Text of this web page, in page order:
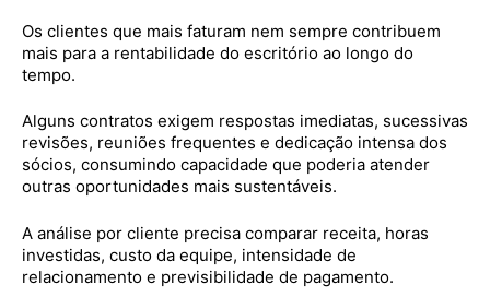
Os clientes que mais faturam nem sempre contribuem
mais para a rentabilidade do escritório ao longo do
tempo.
Alguns contratos exigem respostas imediatas, sucessivas
revisões, reuniões frequentes e dedicação intensa dos
sócios, consumindo capacidade que poderia atender
outras oportunidades mais sustentáveis.
A análise por cliente precisa comparar receita, horas
investidas, custo da equipe, intensidade de
relacionamento e previsibilidade de pagamento.